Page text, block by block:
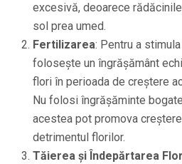
excesivă, deoarece
sol prea umed.
Fertilizarea: Pentru a
folosește un îngrășământ
flori în perioada de creștere
Nu folosi îngrășăminte
acestea pot promova
detrimentul florilor.
Tăierea și Îndepărtarea